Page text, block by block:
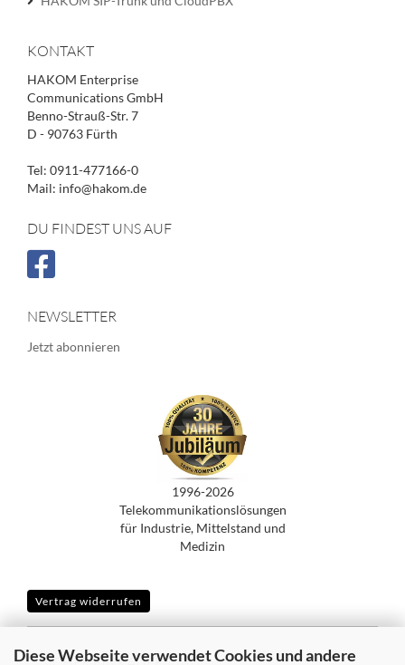
Diese Webseite verwendet Cookies und andere
KONTAKT
HAKOM Enterprise
Communications GmbH
Benno-Strauß-Str. 7
D - 90763 Fürth
Tel: 0911-477166-0
Mail: info@hakom.de
DU FINDEST UNS AUF
NEWSLETTER
Jetzt abonnieren
1996-2026
Telekommunikationslösungen
für Industrie, Mittelstand und
Medizin
Vertrag widerrufen